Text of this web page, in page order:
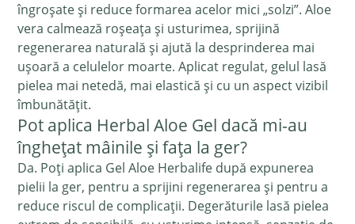
îngroșate și reduce formarea acelor mici „solzi”. Aloe
vera calmează roșeața și usturimea, sprijină
regenerarea naturală și ajută la desprinderea mai
ușoară a celulelor moarte. Aplicat regulat, gelul lasă
pielea mai netedă, mai elastică și cu un aspect vizibil
îmbunătățit.
Pot aplica Herbal Aloe Gel dacă mi-au
înghețat mâinile și fața la ger?
Da. Poți aplica Gel Aloe Herbalife după expunerea
pielii la ger, pentru a sprijini regenerarea și pentru a
reduce riscul de complicații. Degerăturile lasă pielea